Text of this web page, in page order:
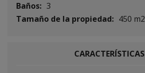
Baños: 3
Tamaño de la propiedad: 450 m2
CARACTERÍSTICAS